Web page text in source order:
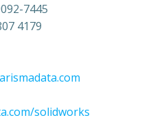
7445
4179
solidworks